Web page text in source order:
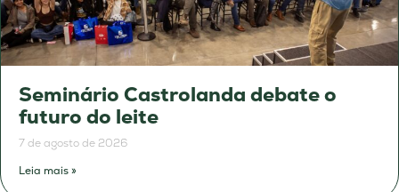
Seminário Castrolanda debate o
futuro do leite
7 de agosto de 2026
Leia mais »